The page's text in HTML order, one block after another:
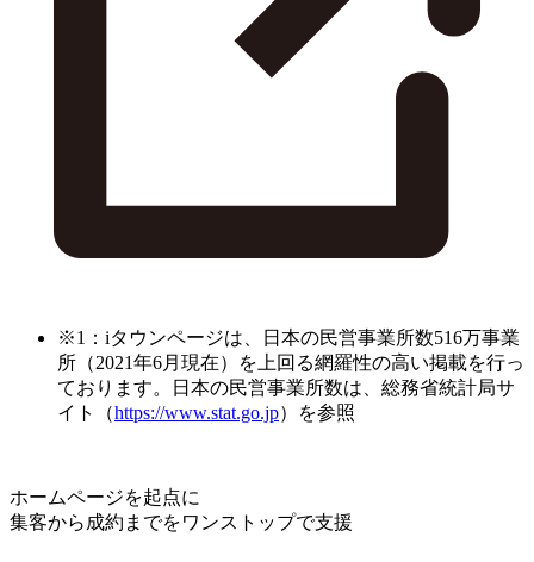
※1：iタウンページは、日本の民営事業所数516万事業
所（2021年6月現在）を上回る網羅性の高い掲載を行っ
ております。日本の民営事業所数は、総務省統計局サ
イト（https://www.stat.go.jp）を参照
ホームページを起点に
集客から成約までをワンストップで支援